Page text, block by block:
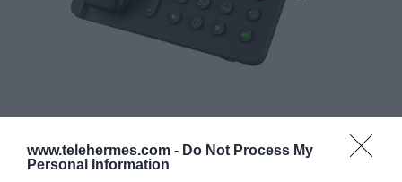
www.telehermes.com - Do Not Process My
Personal Information
FANVIL PRIME BUSINESS IP PHONE
V62 PRO